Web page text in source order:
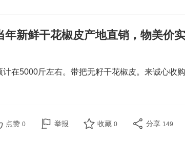
年新鲜干花椒皮产地直销，物美价实
在5000斤左右。带把无籽干花椒皮。来诚心收
点赞 0 举报 收藏 0 分享 149